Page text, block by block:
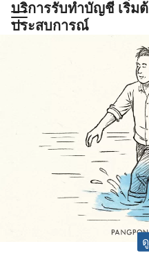
Skipบริการรับทำบัญชี เริ่ม
ประสบการณ์